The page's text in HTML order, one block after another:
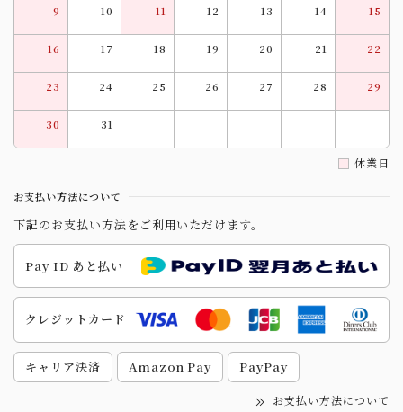
9 10 11 12 13 14 15
16 17 18 19 20 21 22
23 24 25 26 27 28 29
30 31
休業日
お支払い方法について
下記のお支払い方法をご利用いただけます。
Pay ID あと払い
クレジットカード
キャリア決済 Amazon Pay PayPay
お支払い方法について